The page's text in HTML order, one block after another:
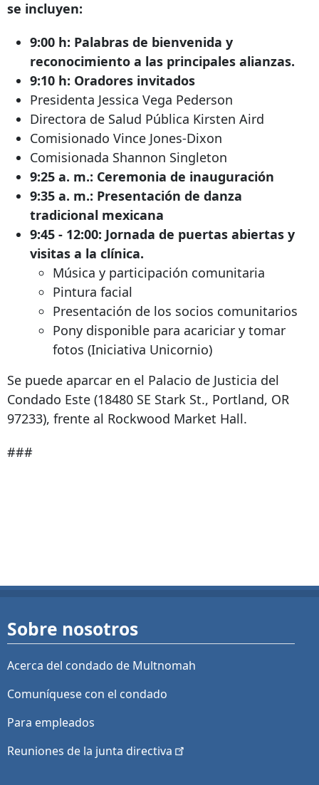
se incluyen:
9:00 h: Palabras de bienvenida y
reconocimiento a las principales alianzas.
9:10 h: Oradores invitados
Presidenta Jessica Vega Pederson
Directora de Salud Pública Kirsten Aird
Comisionado Vince Jones-Dixon
Comisionada Shannon Singleton
9:25 a. m.: Ceremonia de inauguración
9:35 a. m.: Presentación de danza
tradicional mexicana
9:45 - 12:00: Jornada de puertas abiertas y
visitas a la clínica.
Música y participación comunitaria
Pintura facial
Presentación de los socios comunitarios
Pony disponible para acariciar y tomar
fotos (Iniciativa Unicornio)
Se puede aparcar en el Palacio de Justicia del
Condado Este (18480 SE Stark St., Portland, OR
97233), frente al Rockwood Market Hall.
###
Sobre nosotros
Acerca del condado de Multnomah
Comuníquese con el condado
Para empleados
Reuniones de la junta directiva